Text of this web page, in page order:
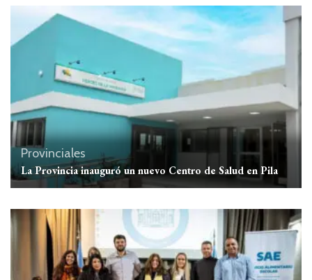
Provinciales
La Provincia inauguró un nuevo Centro de Salud en Pila